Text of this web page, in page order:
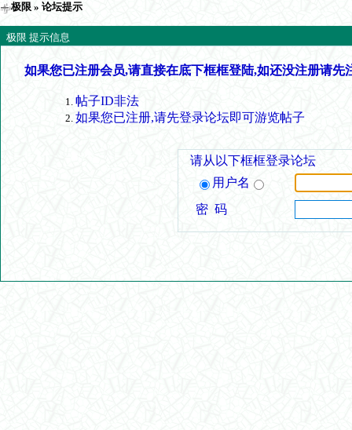
极限 » 论坛提示
极限 提示信息
如果您已注册会员,请直接在底下框框登陆,如还没注册请先
帖子ID非法
如果您已注册,请先登录论坛即可游览帖子
请从以下框框登录论坛
用户名
密 码